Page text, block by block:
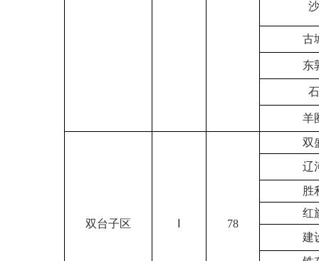
古
东
羊
双台子区 78
双
辽
胜
红
建